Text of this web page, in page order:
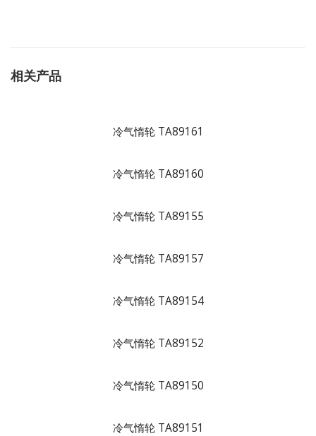
相关产品
冷气惰轮 TA89161
冷气惰轮 TA89160
冷气惰轮 TA89155
冷气惰轮 TA89157
冷气惰轮 TA89154
冷气惰轮 TA89152
冷气惰轮 TA89150
冷气惰轮 TA89151